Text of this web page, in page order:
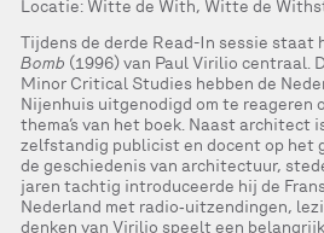
Locatie: Witte de With, Witte de
Tijdens de derde Read-In sessie staat
Bomb (1996) van Paul Virilio centraal.
Minor Critical Studies hebben de
Nijenhuis uitgenodigd om te reageren
thema’s van het boek. Naast architect
zelfstandig publicist en docent op het
de geschiedenis van architectuur,
jaren tachtig introduceerde hij de
Nederland met radio‐uitzendingen,
denken van Virilio speelt een